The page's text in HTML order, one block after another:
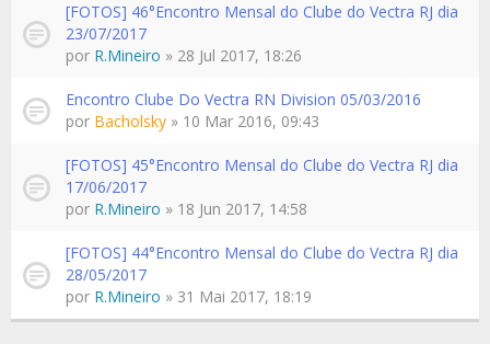
[FOTOS] 46°Encontro Mensal do Clube do Vectra RJ dia
23/07/2017
por R.Mineiro » 28 Jul 2017, 18:26
Encontro Clube Do Vectra RN Division 05/03/2016
por Bacholsky » 10 Mar 2016, 09:43
[FOTOS] 45°Encontro Mensal do Clube do Vectra RJ dia
17/06/2017
por R.Mineiro » 18 Jun 2017, 14:58
[FOTOS] 44°Encontro Mensal do Clube do Vectra RJ dia
28/05/2017
por R.Mineiro » 31 Mai 2017, 18:19